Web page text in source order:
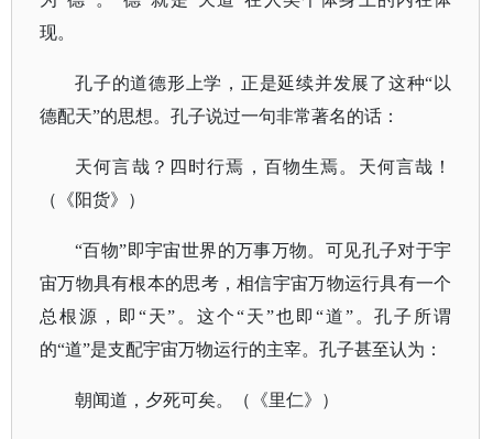
现。
孔子的道德形上学，正是延续并发展了这种“以
德配天”的思想。孔子说过一句非常著名的话：
天何言哉？四时行焉，百物生焉。天何言哉！
（《阳货》）
“百物”即宇宙世界的万事万物。可见孔子对于宇
宙万物具有根本的思考，相信宇宙万物运行具有一个
总根源，即“天”。这个“天”也即“道”。孔子所谓
的“道”是支配宇宙万物运行的主宰。孔子甚至认为：
朝闻道，夕死可矣。（《里仁》）